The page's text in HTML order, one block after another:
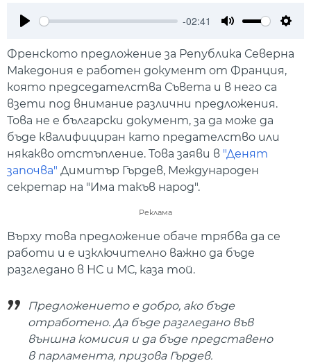
-02:41
Френското предложение за Република Северна
Македония е работен документ от Франция,
която председателства Съвета и в него са
взети под внимание различни предложения.
Това не е български документ, за да може да
бъде квалифициран като предателство или
някакво отстъпление. Това заяви в "Денят
започва" Димитър Гърдев, Международен
секретар на "Има такъв народ".
Реклама
Върху това предложение обаче трябва да се
работи и е изключително важно да бъде
разгледано в НС и МС, каза той.
Предложението е добро, ако бъде
отработено. Да бъде разгледано във
външна комисия и да бъде представено
в парламента, призова Гърдев.